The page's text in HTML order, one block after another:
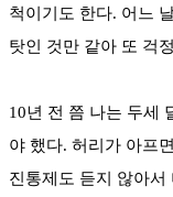
척이기도 한다. 어느
탓인 것만 같아 또 걱
10년 전 쯤 나는 두세
야 했다. 허리가 아프
진통제도 듣지 않아